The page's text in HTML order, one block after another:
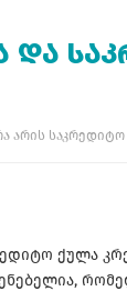
ᲓᲐ
არის
ქულა